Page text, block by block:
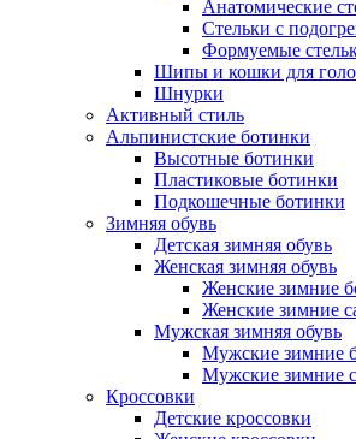
Анатомические
Стельки с
Формуемые
Шипы и кошки для
Шнурки
Активный стиль
Альпинистские ботинки
Высотные ботинки
Пластиковые ботинки
Подкошечные ботинки
Зимняя обувь
Детская зимняя обувь
Женская зимняя обувь
Женские зимние
Женские зимние
Мужская зимняя обувь
Мужские зимние
Мужские зимние
Кроссовки
Детские кроссовки